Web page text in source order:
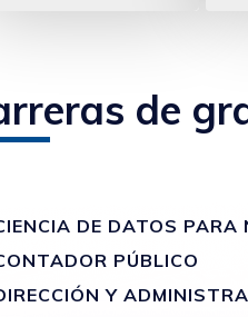
de
DE DATOS PARA
PÚBLICO
Y